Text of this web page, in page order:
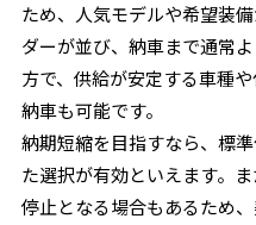
ため、人気モデルや希望装
ダーが並び、納車まで通常
方で、供給が安定する車種
納車も可能です。
納期短縮を目指すなら、標
た選択が有効といえます。
停止となる場合もあるため